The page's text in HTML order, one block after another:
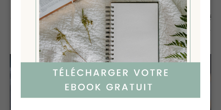
« Heureuse celle qui a cru, parce que les choses qui lui ont été
dites de la part du Seigneur auront leur accomplissement. » –
Luc 1:45